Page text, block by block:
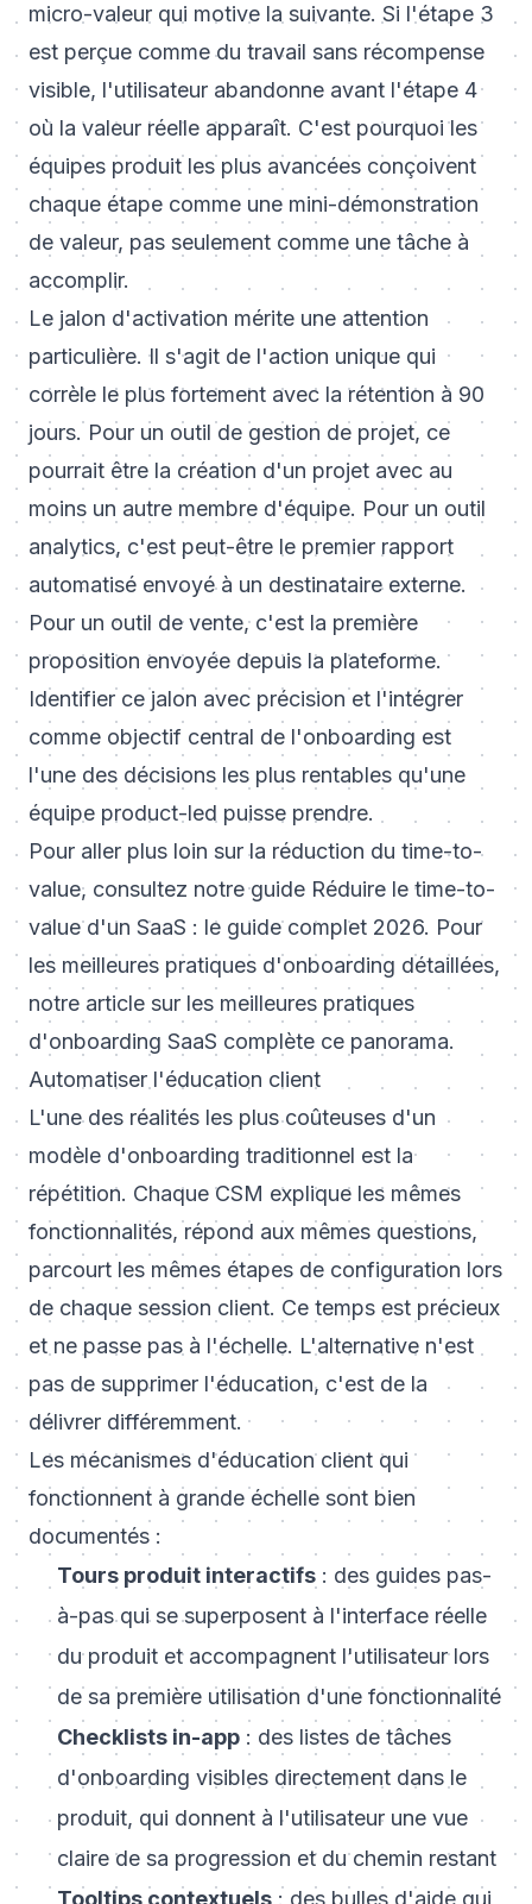
micro-valeur qui motive la suivante. Si l'étape 3
est perçue comme du travail sans récompense
visible, l'utilisateur abandonne avant l'étape 4
où la valeur réelle apparaît. C'est pourquoi les
équipes produit les plus avancées conçoivent
chaque étape comme une mini-démonstration
de valeur, pas seulement comme une tâche à
accomplir.
Le jalon d'activation mérite une attention
particulière. Il s'agit de l'action unique qui
corrèle le plus fortement avec la rétention à 90
jours. Pour un outil de gestion de projet, ce
pourrait être la création d'un projet avec au
moins un autre membre d'équipe. Pour un outil
analytics, c'est peut-être le premier rapport
automatisé envoyé à un destinataire externe.
Pour un outil de vente, c'est la première
proposition envoyée depuis la plateforme.
Identifier ce jalon avec précision et l'intégrer
comme objectif central de l'onboarding est
l'une des décisions les plus rentables qu'une
équipe product-led puisse prendre.
Pour aller plus loin sur la réduction du time-to-
value, consultez notre guide Réduire le time-to-
value d'un SaaS : le guide complet 2026. Pour
les meilleures pratiques d'onboarding détaillées,
notre article sur les meilleures pratiques
d'onboarding SaaS complète ce panorama.
Automatiser l'éducation client
L'une des réalités les plus coûteuses d'un
modèle d'onboarding traditionnel est la
répétition. Chaque CSM explique les mêmes
fonctionnalités, répond aux mêmes questions,
parcourt les mêmes étapes de configuration lors
de chaque session client. Ce temps est précieux
et ne passe pas à l'échelle. L'alternative n'est
pas de supprimer l'éducation, c'est de la
délivrer différemment.
Les mécanismes d'éducation client qui
fonctionnent à grande échelle sont bien
documentés :
Tours produit interactifs : des guides pas-
à-pas qui se superposent à l'interface réelle
du produit et accompagnent l'utilisateur lors
de sa première utilisation d'une fonctionnalité
Checklists in-app : des listes de tâches
d'onboarding visibles directement dans le
produit, qui donnent à l'utilisateur une vue
claire de sa progression et du chemin restant
Tooltips contextuels : des bulles d'aide qui